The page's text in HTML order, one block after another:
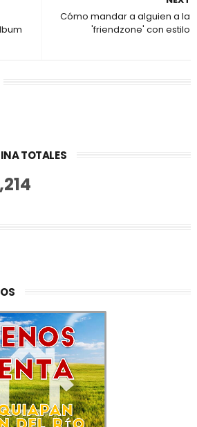
Cómo mandar a alguien a la
'friendzone' con estilo
TOTALES